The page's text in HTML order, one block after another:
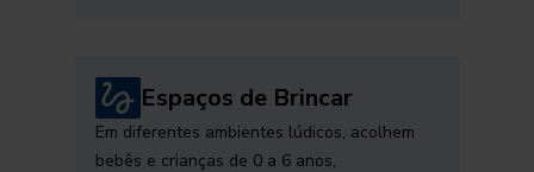
Espaços de Brincar
Em diferentes ambientes lúdicos, acolhem
bebês e crianças de 0 a 6 anos,